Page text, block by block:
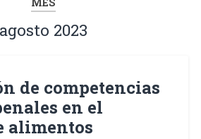
agosto 2023
de competencias
en el
alimentos